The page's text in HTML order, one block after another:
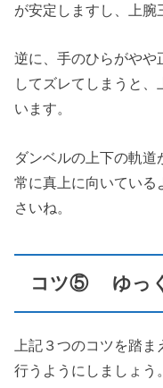
が安定しますし、上腕
逆に、手のひらがやや
してズレてしまうと、
います。
ダンベルの上下の軌
常に真上に向いている
さいね。
コツ⑤ ゆっ
上記３つのコツを踏
行うようにしましょう。